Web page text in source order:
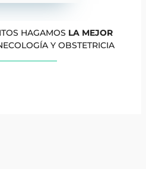
HAGAMOS LA MEJOR
Y OBSTETRICIA